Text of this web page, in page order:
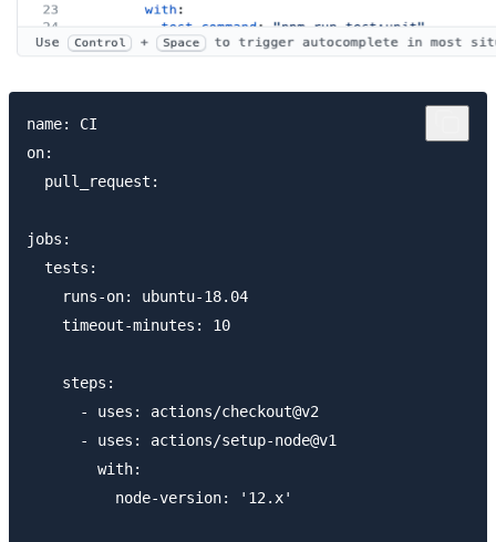
name: CI
on:
  pull_request:
jobs:
  tests:
    runs-on: ubuntu-18.04
    timeout-minutes: 10
    steps:
      - uses: actions/checkout@v2
      - uses: actions/setup-node@v1
        with:
          node-version: '12.x'